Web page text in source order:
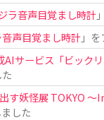
ラ音声目覚まし時計
声目覚まし時計」
AIサービス「ビック
す妖怪展 TOKYO
した